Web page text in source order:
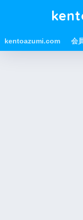
kentoazumi.com 会